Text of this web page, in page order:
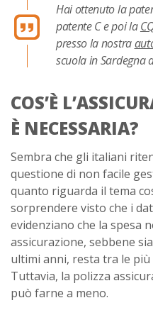
Hai ottenuto la
patente C e poi la
presso la nostra
scuola in Sardegna
COS’È
È NECESSARIA?
Sembra che gli italiani
questione di non facile
quanto riguarda il tema
sorprendere visto che i
evidenziano che la spesa
assicurazione, sebbene
ultimi anni, resta tra le
Tuttavia, la polizza
può farne a meno.